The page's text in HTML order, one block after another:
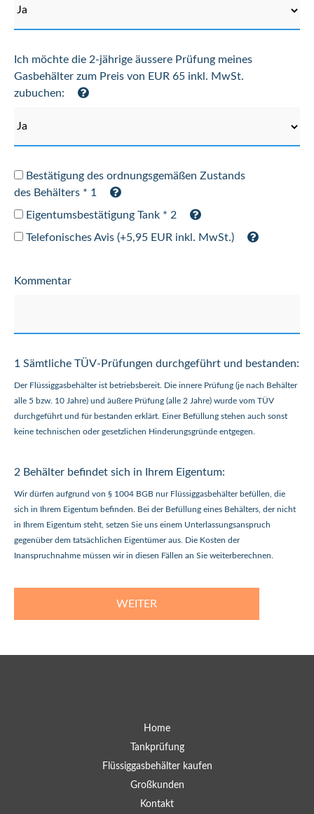
Ich möchte die 2-jährige äussere Prüfung meines
Gasbehälter zum Preis von EUR 65 inkl. MwSt.
zubuchen:
Bestätigung des ordnungsgemäßen Zustands
des Behälters * 1
Eigentumsbestätigung Tank * 2
Telefonisches Avis (+5,95 EUR inkl. MwSt.)
Kommentar
1 Sämtliche TÜV-Prüfungen durchgeführt und bestanden:
Der Flüssiggasbehälter ist betriebsbereit. Die innere Prüfung (je nach Behälter
alle 5 bzw. 10 Jahre) und äußere Prüfung (alle 2 Jahre) wurde vom TÜV
durchgeführt und für bestanden erklärt. Einer Befüllung stehen auch sonst
keine technischen oder gesetzlichen Hinderungsgründe entgegen.
2 Behälter befindet sich in Ihrem Eigentum:
Wir dürfen aufgrund von § 1004 BGB nur Flüssiggasbehälter befüllen, die
sich in Ihrem Eigentum befinden. Bei der Befüllung eines Behälters, der nicht
in Ihrem Eigentum steht, setzen Sie uns einem Unterlassungsanspruch
gegenüber dem tatsächlichen Eigentümer aus. Die Kosten der
Inanspruchnahme müssen wir in diesen Fällen an Sie weiterberechnen.
WEITER
Home
Tankprüfung
Flüssiggasbehälter kaufen
Großkunden
Kontakt